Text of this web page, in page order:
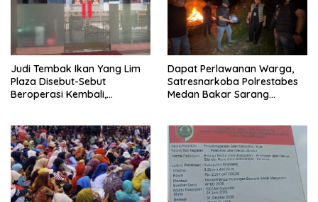
Judi Tembak Ikan Yang Lim
Plaza Disebut-Sebut
Beroperasi Kembali,
Dapat Perlawanan Warga,
Satresnarkoba Polrestabes
Medan Bakar Sarang